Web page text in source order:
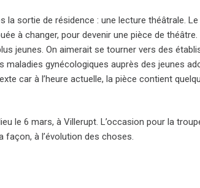
la sortie de résidence : une lecture théâtrale.
à changer, pour devenir une pièce de théâtre.
jeunes. On aimerait se tourner vers des
gynécologiques auprès des jeunes
car à l’heure actuelle, la pièce contient
le 6 mars, à Villerupt. L’occasion pour la
façon, à l’évolution des choses.